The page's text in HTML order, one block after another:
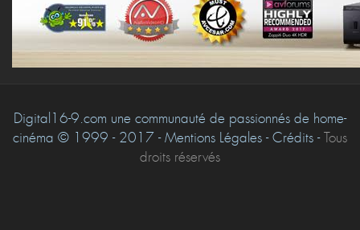
Digital16-9.com une communauté de passionnés de home-
cinéma © 1999 - 2017 - Mentions Légales - Crédits -Tous
droits réservés